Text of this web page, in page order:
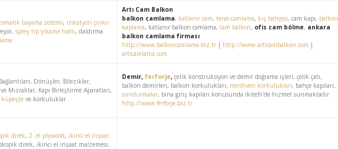
boyama sistemi, trikatyon çinko
sprey tip yıkama hattı, daldırma
Artı Cam Balkon
balkon camlama, katlanır cam, teras camlama, kış bahçesi, cam kapı, balkon
kaplama, katlanır balkon camlama, cam balkon, ofis cam bölme, ankara
balkon camlama firması
http://www.balkoncamlama.biz.tr | http://www.articambalkon.com |
articamlama.com
Dönüşler, Bilezikler,
Mızraklar, Kapı Birleştirme Aparatları,
ve korkuluklar
Demir, ferforje, çelik konstrüksiyon ve demir doğrama işleri, çelik çatı,
balkon demirleri, balkon korkulukları, merdiven korkulukları, bahçe kapıları,
sundurmalar, bina giriş kapıları konusunda ikitelli'de hizmet sunmaktadır.
http://www.ferforje.biz.tr
direk, 2. el plywood, ikinci el inşaat
direk, ikinci el inşaat malzemesi,